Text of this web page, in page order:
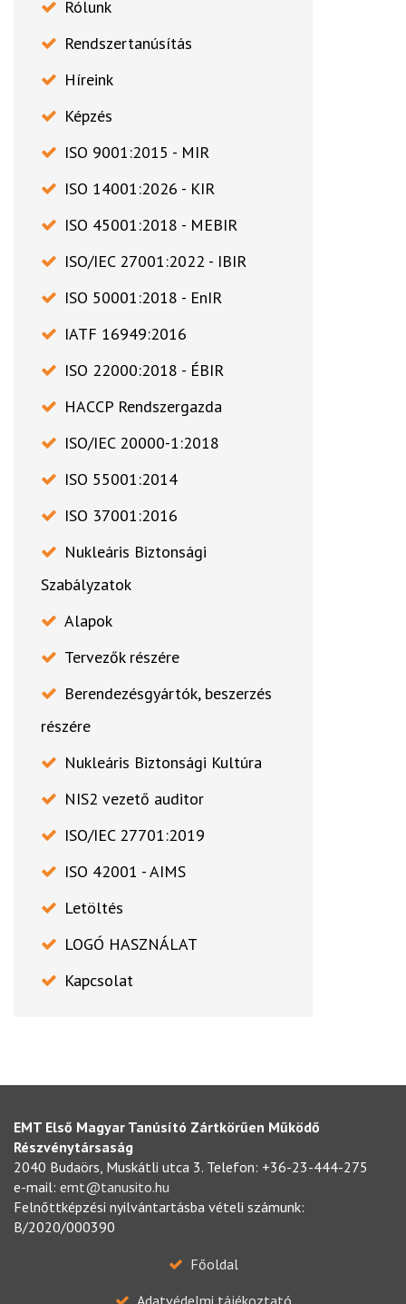
Rólunk
Rendszertanúsítás
Híreink
Képzés
ISO 9001:2015 - MIR
ISO 14001:2026 - KIR
ISO 45001:2018 - MEBIR
ISO/IEC 27001:2022 - IBIR
ISO 50001:2018 - EnIR
IATF 16949:2016
ISO 22000:2018 - ÉBIR
HACCP Rendszergazda
ISO/IEC 20000-1:2018
ISO 55001:2014
ISO 37001:2016
Nukleáris Biztonsági
Szabályzatok
Alapok
Tervezők részére
Berendezésgyártók, beszerzés
részére
Nukleáris Biztonsági Kultúra
NIS2 vezető auditor
ISO/IEC 27701:2019
ISO 42001 - AIMS
Letöltés
LOGÓ HASZNÁLAT
Kapcsolat
EMT Első Magyar Tanúsító Zártkörűen Működő
Részvénytársaság
2040 Budaörs, Muskátli utca 3. Telefon: +36-23-444-275
e-mail: emt@tanusito.hu
Felnőttképzési nyilvántartásba vételi számunk:
B/2020/000390
Főoldal